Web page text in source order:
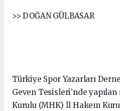
>> DOĞAN GÜLBASAR
Türkiye Spor Yazarları
Geven Tesisleri’nde
Kurulu (MHK) İl Hakem